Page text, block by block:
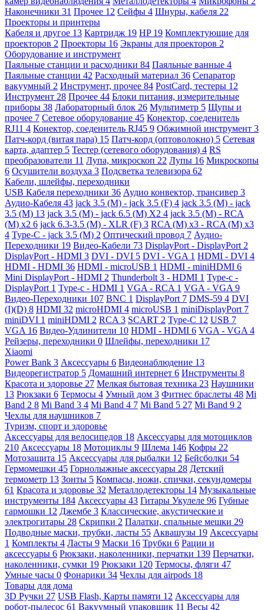
Наконечники 31 Прочее 12 Сейфы 4 Шнуры, кабеля 22
Проекторы и принтеры
Кабеля и другое 13 Картридж 19 HP 19 Комплектующие для
проекторов 2 Проекторы 16 Экраны для проекторов 2
Оборудование и инструмент
Паяльные станции и расходники 84 Паяльные ванные 4
Паяльные станции 42 Расходный материал 36 Сепаратор
вакуумный 2 Инструмент, прочее 84 PostCard, тестеры 12
Инструмент 28 Прочее 44 Блоки питания, измерительные
приборы 38 Лабораторный блок 26 Мультиметр 5 Щупы и
прочее 7 Сетевое оборудование 45 Конектор, соеденитель
RJ11 4 Конектор, соеденитель RJ45 9 Обжимной инструмент 3
Патч-корд (витая пара) 15 Патч-корд (оптоволокно) 5 Сетевая
карта, адаптер 5 Тестер (сетевого оборудования) 4 RS
преобразователи 11 Лупа, микроскоп 22 Лупы 16 Микроскопы
6 Осушители воздуха 3 Подсветка телевизора 62
Кабели, шлейфы, переходники
USB Кабеля переходники 36 Аудио конвектор, трансивер 3
Аудио-Кабеля 43 jack 3.5 (M) - jack 3.5 (F) 4 jack 3.5 (M) - jack
3.5 (M) 13 jack 3.5 (M) - jack 6.5 (M) X2 4 jack 3.5 (M) - RCA
(M) x2 6 jack 6.3-3.5 (M) - XLR (F) 3 RCA (M) x3 - RCA (M) x3
4 Type-C - jack 3.5 (M) 2 Оптический провод 7 Аудио-
Переходники 19 Видео-Кабели 73 DisplayPort - DisplayPort 2
DisplayPort - HDMI 3 DVI - DVI 5 DVI - VGA 1 HDMI - DVI 4
HDMI - HDMI 36 HDMI - microUSB 1 HDMI - miniHDMI 6
Mini DisplayPort - HDMI 2 Thunderbolt 3 - HDMI 1 Type-c -
DisplayPort 1 Type-c - HDMI 1 VGA - RCA 1 VGA - VGA 9
Видео-Переходники 107 BNC 1 DisplayPort 7 DMS-59 4 DVI
(I)(D) 8 HDMI 32 microHDMI 4 microUSB 1 miniDisplayPort 7
miniDVI 1 miniHDMI 2 RCA 3 SCART 2 Type-C 12 USB 7
VGA 16 Видео-Удлинители 10 HDMI - HDMI 6 VGA - VGA 4
Рейзеры, переходники 0 Шлейфы, переходники 17
Xiaomi
Power Bank 3 Аксессуары 6 Видеонаблюдение 13
Видеорегистратор 5 Домашний интернет 6 Инструменты 8
Красота и здоровье 27 Мелкая бытовая техника 23 Наушники
13 Рюкзаки 6 Термосы 4 Умный дом 3 Фитнес браслеты 48 Mi
Band 2 8 Mi Band 3 4 Mi Band 4 7 Mi Band 5 27 Mi Band 9 2
Чехлы для наушников 7
Туризм, спорт и здоровье
Аксессуары для велосипедов 18 Аксессуары для мотоциклов
210 Аксессуары 18 Мотоциклы 9 Шлема 146 Кофры 22
Мотозащита 15 Аксессуары для рыбалки 12 Бейсболки 54
Гермомешки 45 Горнолыжные аксессуары 28 Детский
термометр 13 Зонты 5 Компасы, ножи, спички, секундомеры
61 Красота и здоровье 32 Металлодетекторы 14 Музыкальные
инструменты 184 Аксессуары 43 Гитары Укулеле 96 Губные
гармошки 12 Джембе 3 Классические, акустические и
электрогитары 28 Скрипки 2 Палатки, спальные мешки 29
Подводные маски, трубки, ласты 55 Аквашузы 19 Аксессуары
1 Комплекты 4 Ласты 9 Маски 16 Трубки 6 Рации и
аксессуары 6 Рюкзаки, наколенники, перчатки 139 Перчатки,
наколенники, сумки 19 Рюкзаки 120 Термосы, фляги 47
Умные часы 0 Фонарики 34 Чехлы для airpods 18
Товары для дома
3D Ручки 27 USB Flash, Карты памяти 12 Аксессуары для
робот-пылесос 61 Вакуумный упаковщик 11 Весы 42